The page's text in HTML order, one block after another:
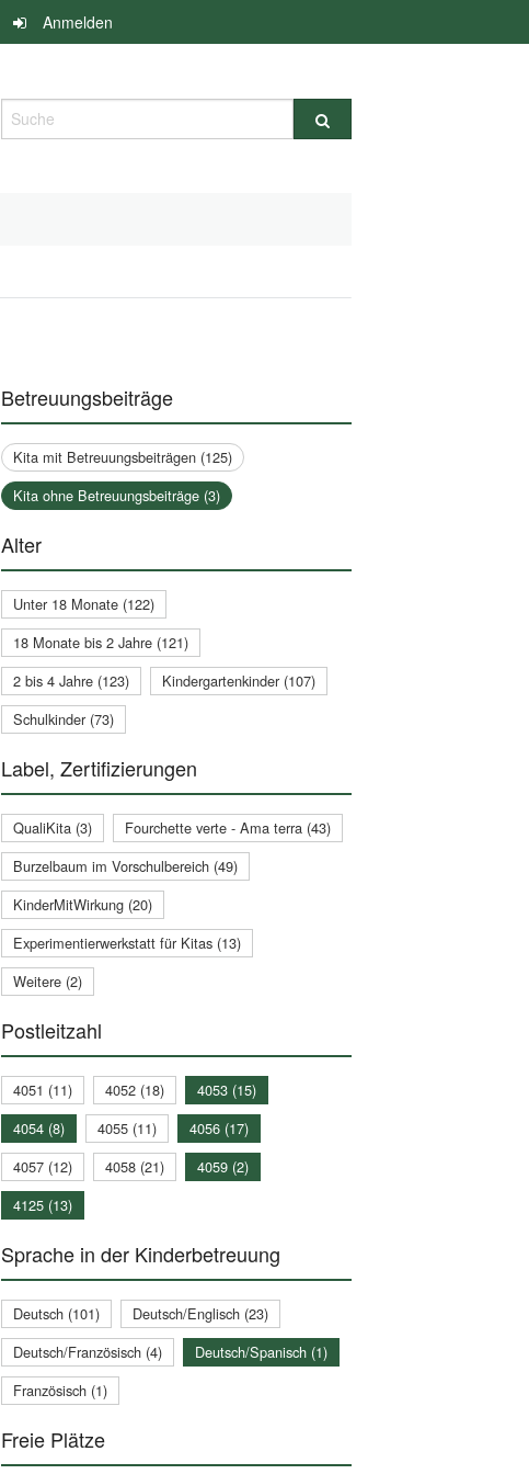
Anmelden
Suche
Betreuungsbeiträge
Kita mit Betreuungsbeiträgen (125)
Kita ohne Betreuungsbeiträge (3)
Alter
Unter 18 Monate (122)
18 Monate bis 2 Jahre (121)
2 bis 4 Jahre (123)
Kindergartenkinder (107)
Schulkinder (73)
Label, Zertifizierungen
QualiKita (3)
Fourchette verte - Ama terra (43)
Burzelbaum im Vorschulbereich (49)
KinderMitWirkung (20)
Experimentierwerkstatt für Kitas (13)
Weitere (2)
Postleitzahl
4051 (11) 4052 (18)
4053 (15)
4054 (8)
4055 (11)
4056 (17)
4057 (12)
4058 (21)
4059 (2)
4125 (13)
Sprache in der Kinderbetreuung
Deutsch (101)
Deutsch/Englisch (23)
Deutsch/Französisch (4)
Deutsch/Spanisch (1)
Französisch (1)
Freie Plätze